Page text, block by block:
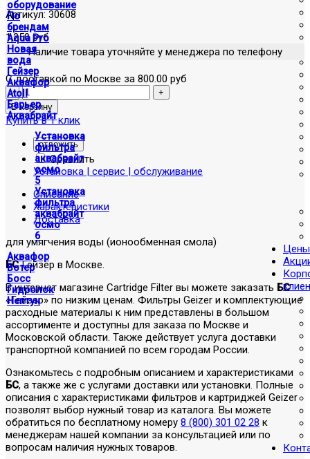
оборудование
По
брендам
Aqua Pro
Новая
вода
Гейзер
Аквафор
Atoll
Барьер
Аквабрайт
Установка
фильтра
аквабрайт
осмо
5
Установка
фильтра
аквабрайт
осмо
6
Аквафор
Вотер
Босс
Гидролок
Нептун
Цены
Артикул: 30608
1,250 руб
Наличие товара уточняйте у менеджера по телефону
С доставкой по Москве за 800.00 руб
Купить в 1 клик
отложить
Сравнить
Установка | сервис | обслуживание
Описание
Характеристики
Доставка
для умягчения воды (ионообменная смола)
БСГейзер в Москве.
В интернет магазине Cartridge Filter вы можете заказать БС
«Гейзер» по низким ценам. Фильтры Geizer и комплектующие
расходные материалы к ним представлены в большом
ассортименте и доступны для заказа по Москве и
Московской области. Также действует услуга доставки
транспортной компанией по всем городам России.
Ознакомьтесь с подробным описанием и характеристиками
БС, а также же с услугами доставки или установки. Полные
описания с характеристиками фильтров и картриджей Geizer
позволят выбор нужный товар из каталога. Вы можете
обратиться по бесплатному номеру 8 (800) 301 02 28 к
менеджерам нашей компании за консультацией или по
вопросам наличия нужных товаров.